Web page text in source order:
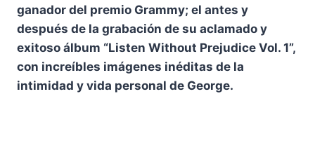
ganador del premio Grammy; el antes y
después de la grabación de su aclamado y
exitoso álbum “Listen Without Prejudice Vol. 1”,
con increíbles imágenes inéditas de la
intimidad y vida personal de George.